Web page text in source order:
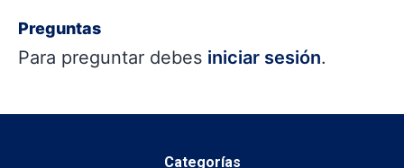
Preguntas
Para preguntar debes iniciar sesión.
Categorías